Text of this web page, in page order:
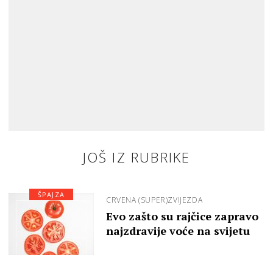
JOŠ IZ RUBRIKE
CRVENA (SUPER)ZVIJEZDA
Evo zašto su rajčice zapravo
najzdravije voće na svijetu
ŠPAJZA